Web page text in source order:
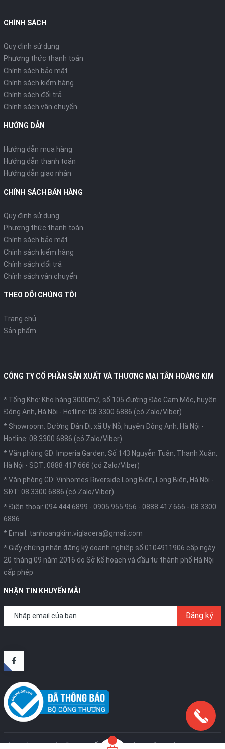
CHÍNH SÁCH
Quy định sử dụng
Phương thức thanh toán
Chính sách bảo mật
Chính sách kiểm hàng
Chính sách đổi trả
Chính sách vận chuyển
HƯỚNG DẪN
Hướng dẫn mua hàng
Hướng dẫn thanh toán
Hướng dẫn giao nhận
CHÍNH SÁCH BÁN HÀNG
Quy định sử dụng
Phương thức thanh toán
Chính sách bảo mật
Chính sách kiểm hàng
Chính sách đổi trả
Chính sách vận chuyển
THEO DÕI CHÚNG TÔI
Trang chủ
Sản phẩm
CÔNG TY CỔ PHẦN SẢN XUẤT VÀ THƯƠNG MẠI TÂN HOÀNG KIM
* Tổng Kho: Kho hàng 3000m2, số 105 đường Đào Cam Mộc, huyện
Đông Anh, Hà Nội - Hotline: 08 3300 6886 (có Zalo/Viber)
* Showroom: Đường Đản Dị, xã Uy Nỗ, huyện Đông Anh, Hà Nội -
Hotline: 08 3300 6886 (có Zalo/Viber)
* Văn phòng GD: Imperia Garden, Số 143 Nguyễn Tuân, Thanh Xuân,
Hà Nội - SĐT: 0888 417 666 (có Zalo/Viber)
* Văn phòng GD: Vinhomes Riverside Long Biên, Long Biên, Hà Nội -
SĐT: 08 3300 6886 (có Zalo/Viber)
* Điện thoại: 094 444 6899 - 0905 955 956 - 0888 417 666 - 08 3300
6886
* Email: tanhoangkim.viglacera@gmail.com
* Giấy chứng nhận đăng ký doanh nghiệp số 0104911906 cấp ngày
20 tháng 09 năm 2016 do Sở kế hoạch và đầu tư thành phố Hà Nội
cấp phép
NHẬN TIN KHUYẾN MÃI
Đăng ký
Bản quyền thuộc vềCÔNG TY CỔ PHẦN SX VÀ TM TÂN HOÀNG KIM.Cung